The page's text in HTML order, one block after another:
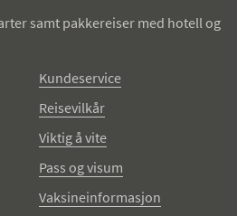
samt pakkereiser med hotell og
Kundeservice
Reisevilkår
Viktig å vite
Pass og visum
Vaksineinformasjon